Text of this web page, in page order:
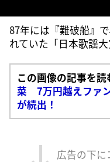
87年には『難破船』
れていた「日本歌謡
この画像の記事を読
菜 7万円越えファ
が続出！
広告の下